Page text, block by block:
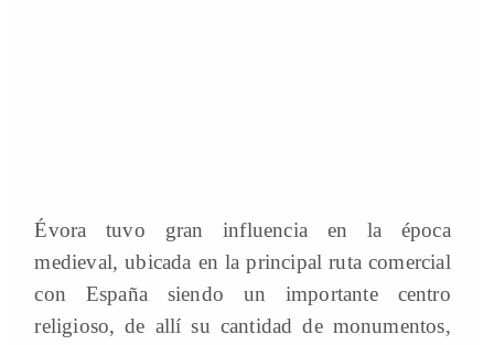
Évora tuvo gran influencia en la época
medieval, ubicada en la principal ruta comercial
con España siendo un importante centro
religioso, de allí su cantidad de monumentos,